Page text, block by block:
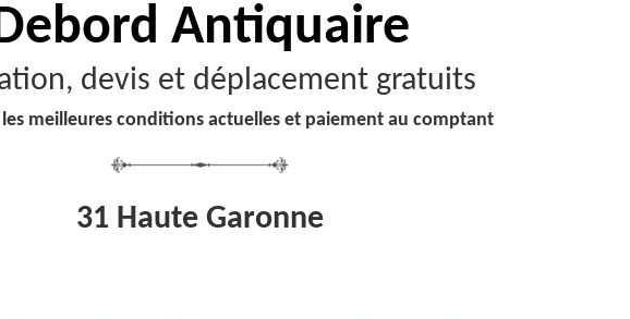
Antiquaire
devis et déplacement gratuits
meilleures conditions actuelles et paiement au comptant
31 Haute Garonne